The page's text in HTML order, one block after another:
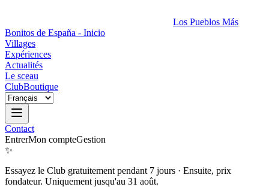
Los Pueblos Más
Bonitos de España - Inicio
Villages
Expériences
Actualités
Le sceau
ClubBoutique
Contact
EntrerMon compteGestion
✨
Essayez le Club gratuitement pendant 7 jours · Ensuite, prix
fondateur. Uniquement jusqu'au 31 août.